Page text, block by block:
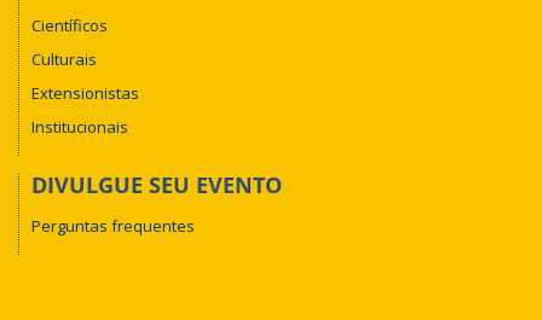
Científicos
Culturais
Extensionistas
Institucionais
DIVULGUE SEU EVENTO
Perguntas frequentes